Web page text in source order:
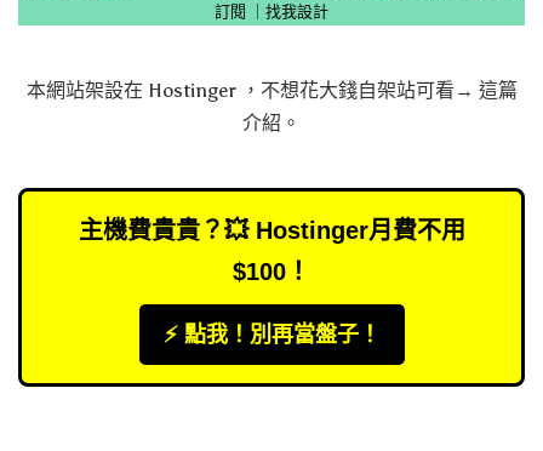
訂閱
找我設計
本網站架設在 Hostinger，不想花大錢自架站可看→ 這篇
介紹 。
主機費貴貴？💥 Hostinger月費不用
$100！
⚡️ 點我！別再當盤子！